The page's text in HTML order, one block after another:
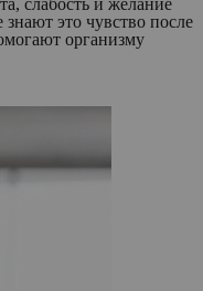
это чувство после
организму